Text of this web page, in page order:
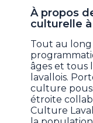
À propos
culturelle à
Tout au long
âges et tous
lavallois.
culture
étroite
Culture